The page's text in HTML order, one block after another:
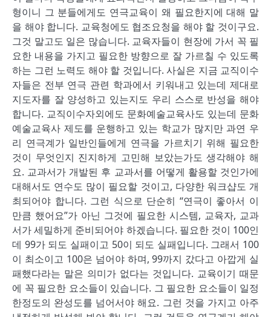
형이니 그 분들에게도 연극교육이 왜 필요한지에 대해 말
을 해야 합니다. 교육청에도 협조요청을 해야 할 것이구요.
그것 말고도 일은 많습니다. 교육자들이 현장에 가서 꼭 필
요한 내용을 가지고 필요한 방향으로 잘 가르칠 수 있도록
하는 그런 노력도 해야 할 것입니다. 사실은 지금 교직이수
자들은 전부 연극 관련 학과에서 키워내고 있는데 제대로
지도자를 잘 양성하고 있는지도 우리 스스로 반성을 해야
합니다. 교직이수자외에도 문화예술교육사도 있는데 문화
예술교육사 제도를 운행하고 있는 학교가 많지만 과연 우
리 연극계가 일반인들에게 연극을 가르치기 위해 필요한
것이 무엇인지 진지하게 고민해 보았는가도 생각해야 해
요. 교과서가 개발된 후 교과서를 어떻게 활용할 것인가에
대해서도 연수도 많이 필요할 것이고, 다양한 워크샵도 개
최되어야 합니다. 그런 식으로 단순히 “연극이 좋아서 이
만큼 했어요”가 아닌 그것에 필요한 시스템, 교육자, 교과
서가 세밀하게 준비되어야 하겠습니다. 필요한 것이 100인
데 99가 되도 실패이고 50이 되도 실패입니다. 그래서 100
이 최소이고 100은 넘어야 하며, 99까지 갔다고 아깝게 실
패했다라는 말은 의미가 없다는 것입니다. 교육이기 때문
에 꼭 필요한 요소들이 있습니다. 그 필요한 요소들이 일정
한정도의 완성도를 넘어서야 해요. 그런 것을 가지고 아주